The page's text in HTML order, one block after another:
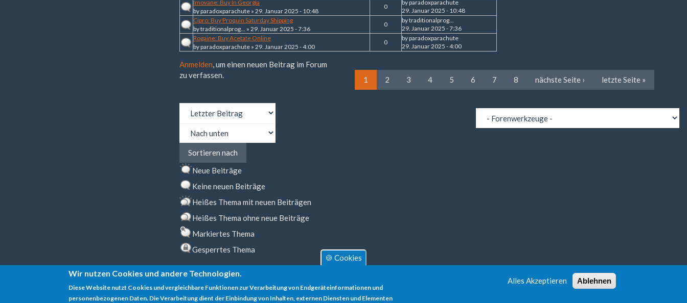
Imovane: Buy In Georgia
byparadoxparachute » 29. Januar 2025 - 10:48
0
byparadoxparachute
29. Januar 2025 - 10:48
Cipro: Buy Proquin Saturday Shipping
bytraditionalprog... » 29. Januar 2025 - 7:36
0
bytraditionalprog...
29. Januar 2025 - 7:36
Rogaine: Buy Acetate Online
byparadoxparachute » 29. Januar 2025 - 4:00
0
byparadoxparachute
29. Januar 2025 - 4:00
Anmelden, um einen neuen Beitrag im Forum
zu verfassen.
1 2 3 4 5 6 7 8 nächste Seite › letzte Seite »
nach
nachSortieren nach
Neue Beiträge
Keine neuen Beiträge
Heißes Thema mit neuen Beiträgen
Heißes Thema ohne neue Beiträge
Markiertes Thema
Gesperrtes Thema
🍪 Cookies
Wir nutzen Cookies und andere Technologien.
Diese Website nutzt Cookies und vergleichbare Funktionen zur Verarbeitung von Endgeräteinformationen und
personenbezogenen Daten. Die Verarbeitung dient der Einbindung von Inhalten, externen Diensten und Elementen
Alles Akzeptieren Ablehnen